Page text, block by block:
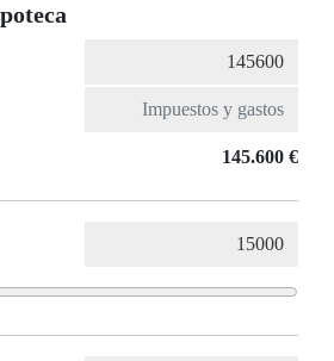
145.600 €